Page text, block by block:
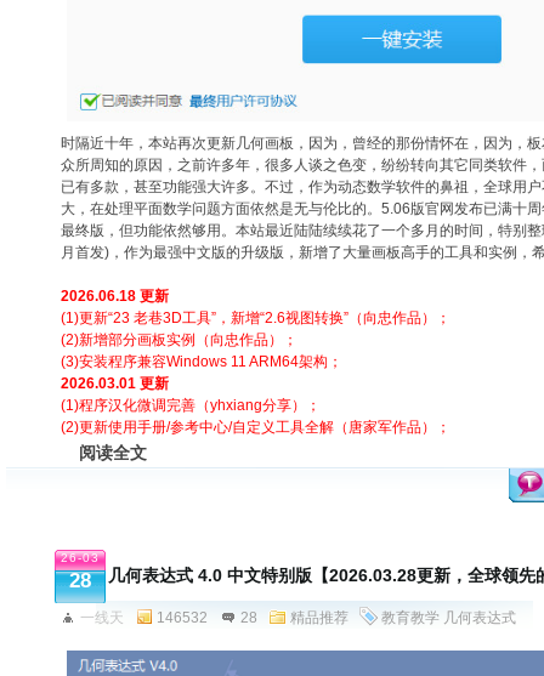
时隔近十年，本站再次更新几何画板，因为，曾经的那份情怀在，因为，
众所周知的原因，之前许多年，很多人谈之色变，纷纷转向其它同类软件
已有多款，甚至功能强大许多。不过，作为动态数学软件的鼻祖，全球用
大，在处理平面数学问题方面依然是无与伦比的。5.06版官网发布已满十
最终版，但功能依然够用。本站最近陆陆续续花了一个多月的时间，特别
月首发)，作为最强中文版的升级版，新增了大量画板高手的工具和实例，
2026.06.18 更新
(1)更新“23 老巷3D工具”，新增“2.6视图转换”（向忠作品）；
(2)新增部分画板实例（向忠作品）；
(3)安装程序兼容Windows 11 ARM64架构；
2026.03.01 更新
(1)程序汉化微调完善（yhxiang分享）；
(2)更新使用手册/参考中心/自定义工具全解（唐家军作品）
；
阅读全文
26-03
28 几何表达式 4.0 中文特别版【2026.03.28更新，全球领先
一线天 146532 28 精品推荐 教育教学 几何表达式